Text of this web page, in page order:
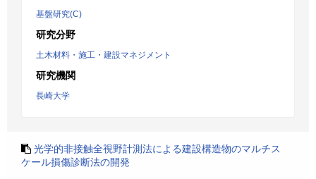
基盤研究(C)
研究分野
土木材料・施工・建設マネジメント
研究機関
長崎大学
光学的非接触全視野計測法による建設構造物のマルチス
ケール損傷診断法の開発